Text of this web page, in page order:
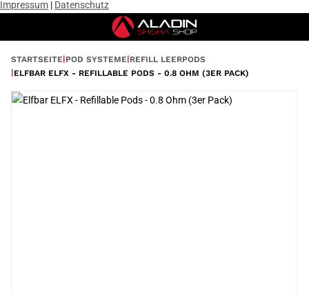
Impressum | Datenschutz
STARTSEITE POD SYSTEME REFILL LEERPODS
ELFBAR ELFX - REFILLABLE PODS - 0.8 OHM (3ER PACK)